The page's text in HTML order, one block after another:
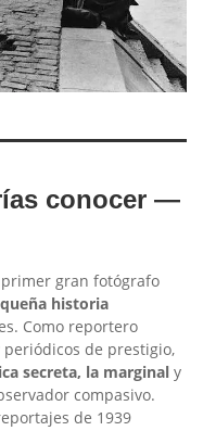
conocer —
gran fotógrafo
historia
Como reportero
de prestigio,
secreta, la marginal y
compasivo.
de 1939